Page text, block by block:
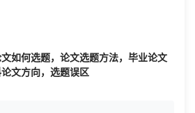
如何选题，论文选题方法，毕业论文
文方向，选题误区